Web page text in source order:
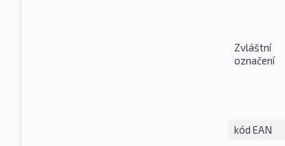
Zvláštní
označení
kód EAN